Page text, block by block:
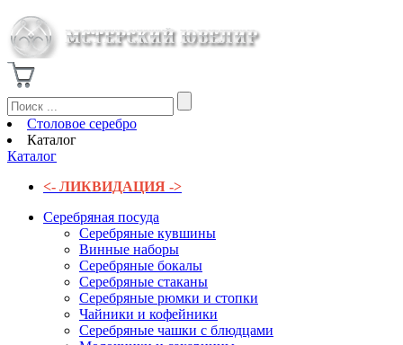
Столовое серебро
Каталог
Каталог
<- ЛИКВИДАЦИЯ ->
Серебряная посуда
Серебряные кувшины
Винные наборы
Серебряные бокалы
Серебряные стаканы
Серебряные рюмки и стопки
Чайники и кофейники
Серебряные чашки с блюдцами